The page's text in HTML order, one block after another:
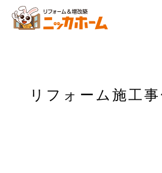
リフォーム施工事